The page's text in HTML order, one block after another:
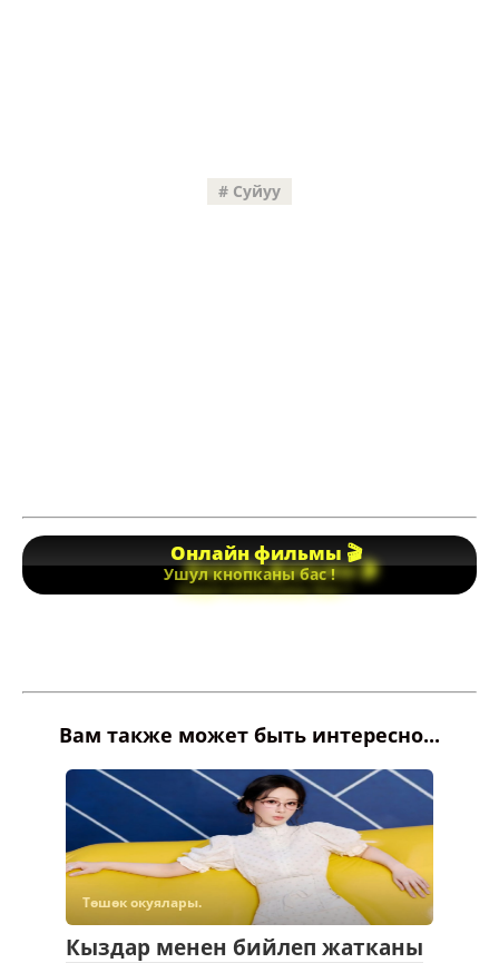
Суйуу
Онлайн фильмы 🎬
Ушул кнопканы бас !
Вам также может быть интересно...
Төшөк окуялары.
Кыздар менен бийлеп жатканы